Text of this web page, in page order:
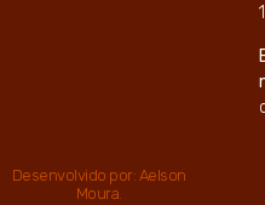
Desenvolvido por: Aelson
Moura.